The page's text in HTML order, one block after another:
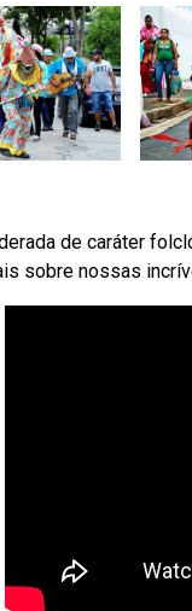
de caráter
sobre nossas